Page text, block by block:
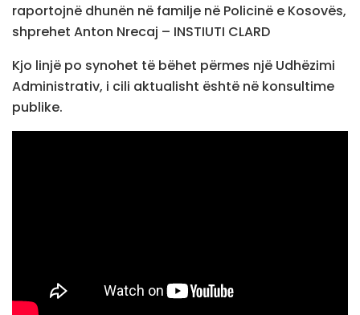
raportojnë dhunën në familje në Policinë e Kosovës,
shprehet Anton Nrecaj – INSTIUTI CLARD
Kjo linjë po synohet të bëhet përmes një Udhëzimi
Administrativ, i cili aktualisht është në konsultime
publike.